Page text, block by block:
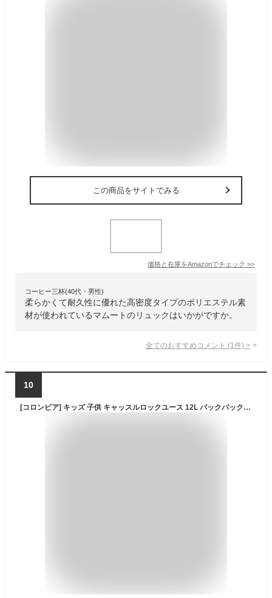
この商品をサイトでみる
価格と在庫をAmazonでチェック >>
コーヒー三杯(40代・男性)
柔らかくて耐久性に優れた高密度タイプのポリエステル素
材が使われているマムートのリュックはいかがですか。
全てのおすすめコメント (1 件) >
10
[コロンビア] キッズ 子供 キャッスルロックユース 12L バックパック ロゴ リュックサック リュック バッグ 通学 通園 遠足 アウトドア PU8706 031